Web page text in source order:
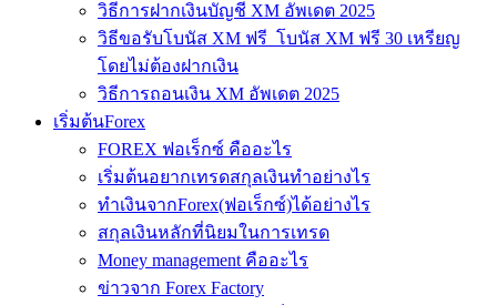
วิธีการฝากเงินบัญชี XM อัพเดต 2025
วิธีขอรับโบนัส XM ฟรี โบนัส XM ฟรี 30 เหรียญ
โดยไม่ต้องฝากเงิน
วิธีการถอนเงิน XM อัพเดต 2025
เริ่มต้นForex
FOREX ฟอเร็กซ์ คืออะไร
เริ่มต้นอยากเทรดสกุลเงินทำอย่างไร
ทำเงินจากForex(ฟอเร็กซ์)ได้อย่างไร
สกุลเงินหลักที่นิยมในการเทรด
Money management คืออะไร
ข่าวจาก Forex Factory